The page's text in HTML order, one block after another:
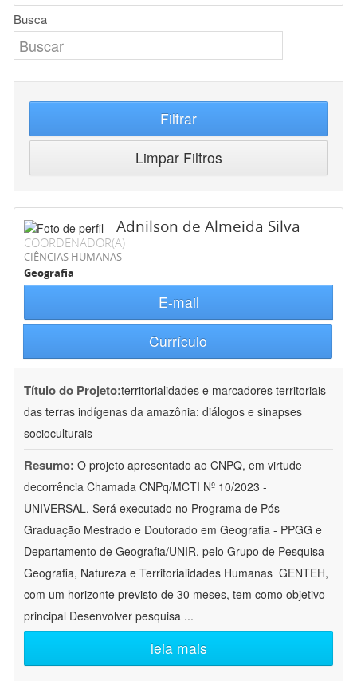
Busca
Filtrar
Limpar Filtros
Adnilson de Almeida Silva
COORDENADOR(A)
CIÊNCIAS HUMANAS
Geografia
E-mail
Currículo
Título do Projeto:territorialidades e marcadores territoriais
das terras indígenas da amazônia: diálogos e sinapses
socioculturais
Resumo: O projeto apresentado ao CNPQ, em virtude
decorrência Chamada CNPq/MCTI Nº 10/2023 -
UNIVERSAL. Será executado no Programa de Pós-
Graduação Mestrado e Doutorado em Geografia - PPGG e
Departamento de Geografia/UNIR, pelo Grupo de Pesquisa
Geografia, Natureza e Territorialidades Humanas  GENTEH,
com um horizonte previsto de 30 meses, tem como objetivo
principal Desenvolver pesquisa ...
leia mais